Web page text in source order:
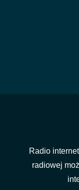
Radio
radiowej